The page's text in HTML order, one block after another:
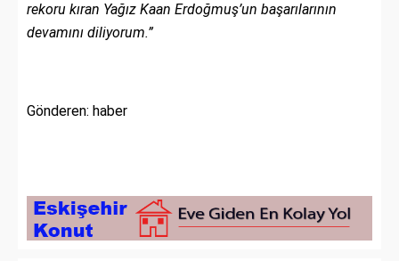
rekoru kıran Yağız Kaan Erdoğmuş’un başarılarının
devamını diliyorum.”
Gönderen: haber